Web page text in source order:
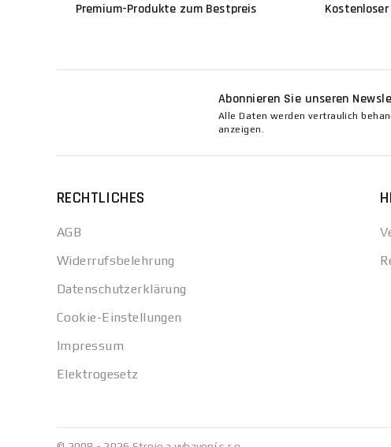
Premium-Produkte zum Bestpreis Kostenloser
Abonnieren Sie unseren
Alle Daten werden vertraulich
anzeigen.
RECHTLICHES
AGB
Widerrufsbelehrung
Datenschutzerklärung
Cookie-Einstellungen
Impressum
Elektrogesetz